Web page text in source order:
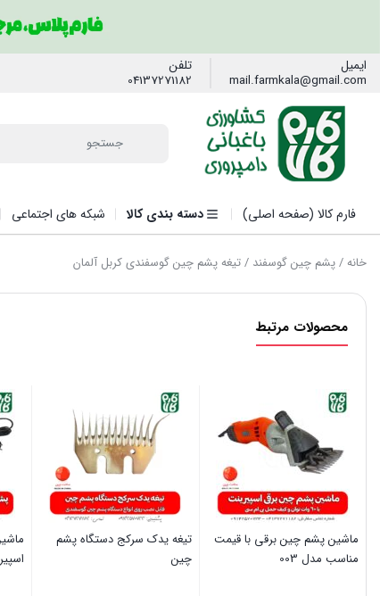
ایمیل
mail.farmkala@gmail.com
تلفن
04137271182
فارم کالا (صفحه اصلی) دسته بندی کالا شبکه های اجتماعی
خانه/پشم چین گوسفند / تیغه پشم چین گوسفندی کربل آلمان
محصولات مرتبط
ماشین پشم چین برقی با قیمت
مناسب مدل 003
تیغه یدک سرکج دستگاه پشم
چین